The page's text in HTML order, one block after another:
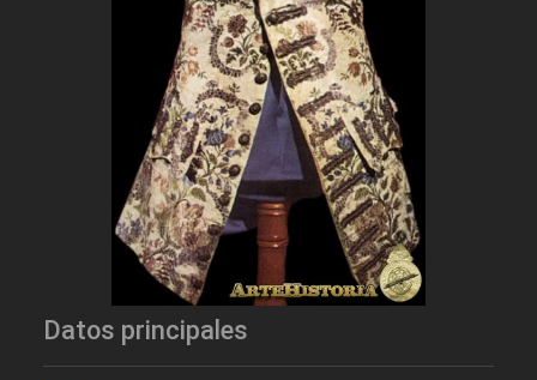
Datos principales